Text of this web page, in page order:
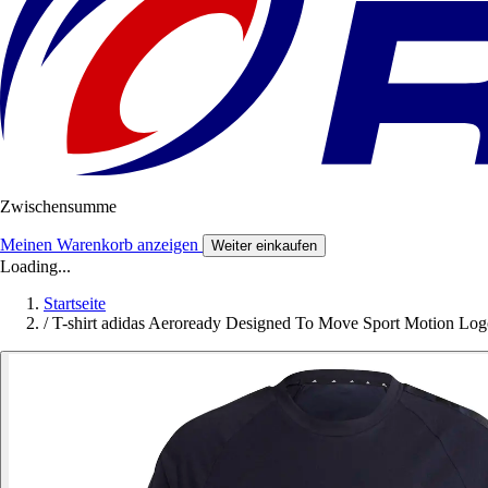
Zwischensumme
Meinen Warenkorb anzeigen Weiter einkaufen
Loading...
Startseite
/ T-shirt adidas Aeroready Designed To Move Sport Motion